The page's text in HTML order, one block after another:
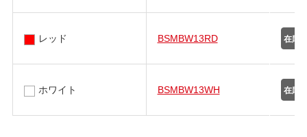
レッド BSMBW13RD
ホワイト BSMBW13WH